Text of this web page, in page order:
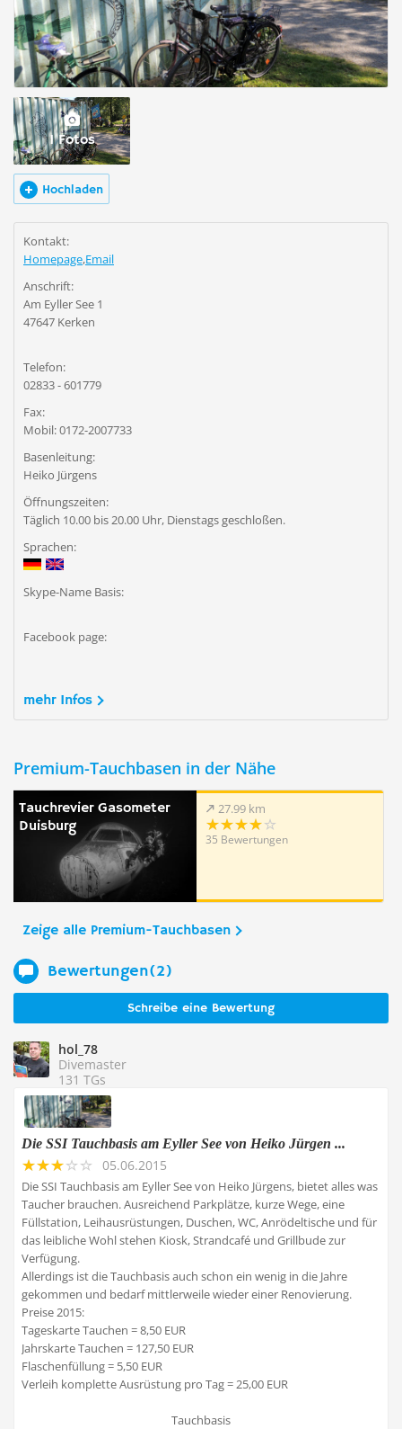
1 Fotos
Hochladen
Kontakt:
Homepage,Email
Anschrift:
Am Eyller See 1
47647 Kerken
Telefon:
02833 - 601779
Fax:
Mobil: 0172-2007733
Basenleitung:
Heiko Jürgens
Öffnungszeiten:
Täglich 10.00 bis 20.00 Uhr, Dienstags geschloßen.
Sprachen:
Skype-Name Basis:
Facebook page:
mehr Infos
Premium-Tauchbasen in der Nähe
Tauchrevier Gasometer
Duisburg
27.99 km
35 Bewertungen
Zeige alle Premium-Tauchbasen
Bewertungen(2)
Schreibe eine Bewertung
hol_78
Divemaster
131 TGs
Die SSI Tauchbasis am Eyller See von Heiko Jürgen ...
05.06.2015
Die SSI Tauchbasis am Eyller See von Heiko Jürgens, bietet alles was
Taucher brauchen. Ausreichend Parkplätze, kurze Wege, eine
Füllstation, Leihausrüstungen, Duschen, WC, Anrödeltische und für
das leibliche Wohl stehen Kiosk, Strandcafé und Grillbude zur
Verfügung.
Allerdings ist die Tauchbasis auch schon ein wenig in die Jahre
gekommen und bedarf mittlerweile wieder einer Renovierung.
Preise 2015:
Tageskarte Tauchen = 8,50 EUR
Jahrskarte Tauchen = 127,50 EUR
Flaschenfüllung = 5,50 EUR
Verleih komplette Ausrüstung pro Tag = 25,00 EUR
Tauchbasis